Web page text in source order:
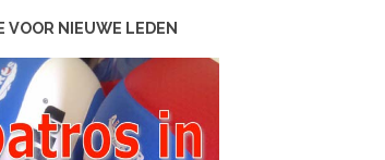
VOOR NIEUWE LEDEN